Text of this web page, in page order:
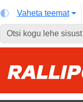
Vaheta teemat